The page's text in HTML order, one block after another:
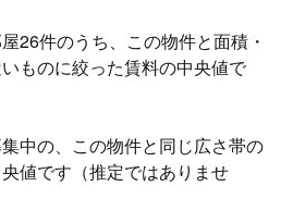
26件のうち、この物件と面積・
ものに絞った賃料の中央値で
中の、この物件と同じ広さ帯の
値です（推定ではありませ